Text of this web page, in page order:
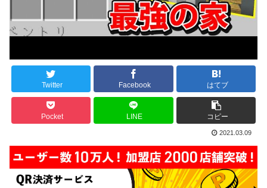
Twitter Facebook はてブ
Pocket LINE コピー
2021.03.09